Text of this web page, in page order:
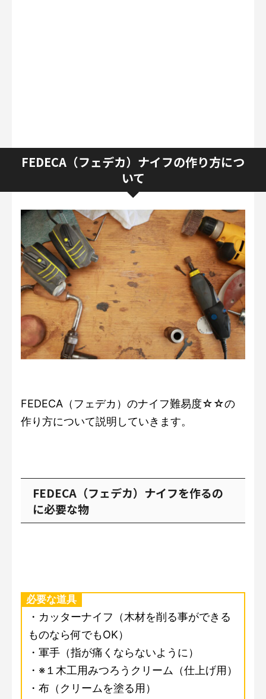
FEDECA（フェデカ）ナイフの作り方につ
いて
FEDECA（フェデカ）のナイフ難易度☆☆の
作り方について説明していきます。
FEDECA（フェデカ）ナイフを作るの
に必要な物
必要な道具
・カッターナイフ（木材を削る事ができる
ものなら何でもOK）
・軍手（指が痛くならないように）
・※１木工用みつろうクリーム（仕上げ用）
・布（クリームを塗る用）